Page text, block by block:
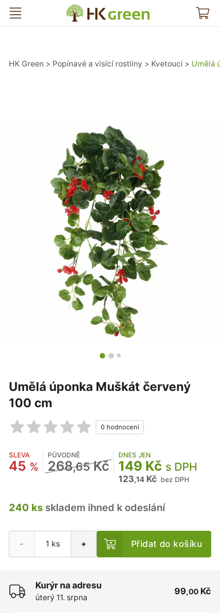
HK Green
HK Green Popínavé a visící rostliny Kvetouci Umělá
Umělá úponka Muškát červený
100 cm
SLEVA
45 %
PŮVODNĚ
268,65Kč
DNES JEN
149 Kč s DPH
123,14Kč bez DPH
240 ksskladem ihned k odeslání
- + Přidat do košíku
Kurýr na adresu
úterý 11. srpna
99,00 Kč